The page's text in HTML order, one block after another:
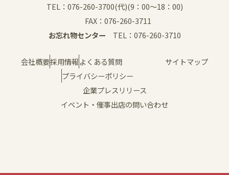
TEL：076-260-3700(代)(9：00～18：00)
FAX：076-260-3711
お忘れ物センター TEL：076-260-3710
会社概要採用情報よくある質問
サイトマップ
プライバシーポリシー
企業プレスリリース
イベント・催事出店の問い合わせ